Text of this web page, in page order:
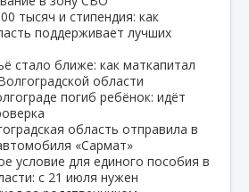
тысяч и стипендия: как
поддерживает лучших
стало ближе: как маткапитал
области
погиб ребёнок: идёт
область отправила в
«Сармат»
условие для единого пособия в
с 21 июля нужен